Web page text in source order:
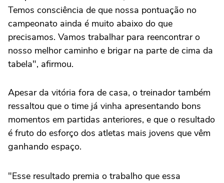
Temos consciência de que nossa pontuação no
campeonato ainda é muito abaixo do que
precisamos. Vamos trabalhar para reencontrar o
nosso melhor caminho e brigar na parte de cima da
tabela", afirmou.
Apesar da vitória fora de casa, o treinador também
ressaltou que o time já vinha apresentando bons
momentos em partidas anteriores, e que o resultado
é fruto do esforço dos atletas mais jovens que vêm
ganhando espaço.
"Esse resultado premia o trabalho que essa